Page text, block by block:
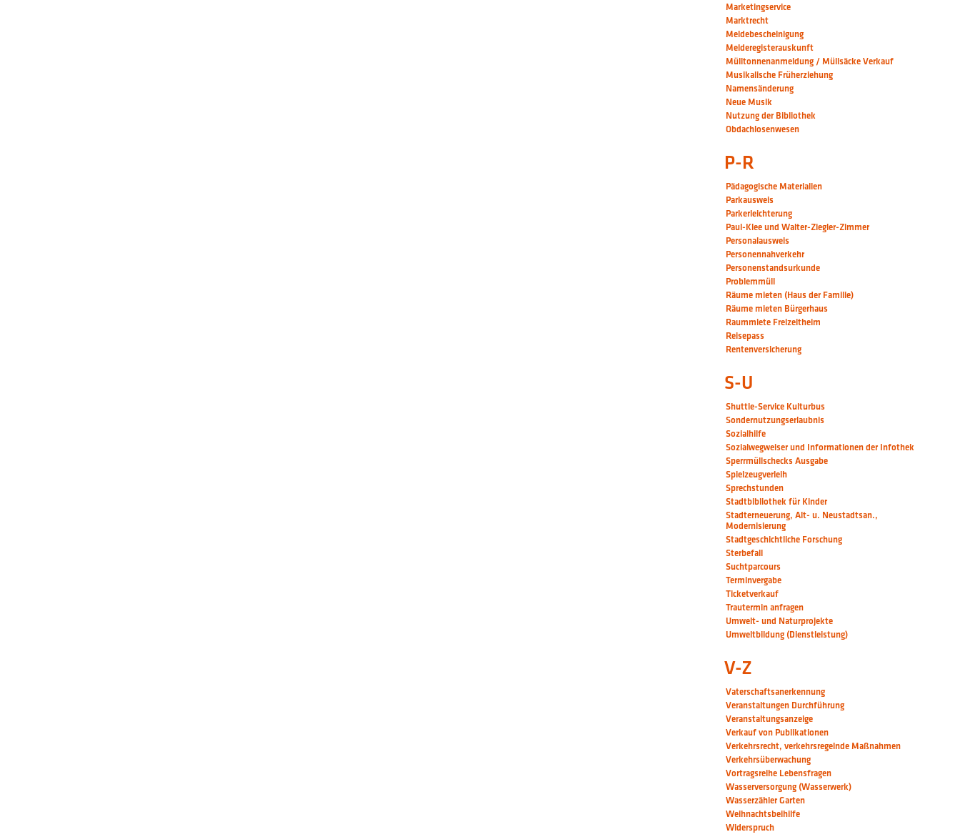
Marketingservice
Marktrecht
Meldebescheinigung
Melderegisterauskunft
Mülltonnenanmeldung / Müllsäcke Verkauf
Musikalische Früherziehung
Namensänderung
Neue Musik
Nutzung der Bibliothek
Obdachlosenwesen
P-R
Pädagogische Materialien
Parkausweis
Parkerleichterung
Paul-Klee und Walter-Ziegler-Zimmer
Personalausweis
Personennahverkehr
Personenstandsurkunde
Problemmüll
Räume mieten (Haus der Familie)
Räume mieten Bürgerhaus
Raummiete Freizeitheim
Reisepass
Rentenversicherung
S-U
Shuttle-Service Kulturbus
Sondernutzungserlaubnis
Sozialhilfe
Sozialwegweiser und Informationen der Infothek
Sperrmüllschecks Ausgabe
Spielzeugverleih
Sprechstunden
Stadtbibliothek für Kinder
Stadterneuerung, Alt- u. Neustadtsan.,
Modernisierung
Stadtgeschichtliche Forschung
Sterbefall
Suchtparcours
Terminvergabe
Ticketverkauf
Trautermin anfragen
Umwelt- und Naturprojekte
Umweltbildung (Dienstleistung)
V-Z
Vaterschaftsanerkennung
Veranstaltungen Durchführung
Veranstaltungsanzeige
Verkauf von Publikationen
Verkehrsrecht, verkehrsregelnde Maßnahmen
Verkehrsüberwachung
Vortragsreihe Lebensfragen
Wasserversorgung (Wasserwerk)
Wasserzähler Garten
Weihnachtsbeihilfe
Widerspruch